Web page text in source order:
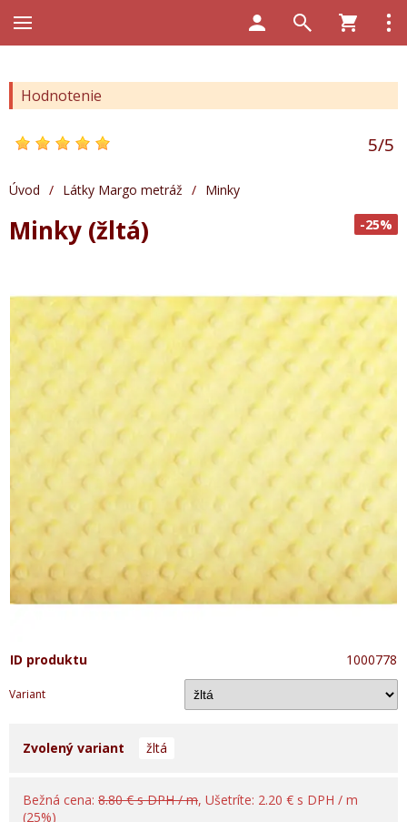
Hodnotenie
5/5
Úvod / Látky Margo metráž / Minky
-25%
Minky (žltá)
ID produktu 1000778
Variant
Zvolený variant žltá
Bežná cena: 8.80 € s DPH / m, Ušetríte: 2.20 € s DPH / m
(25%)